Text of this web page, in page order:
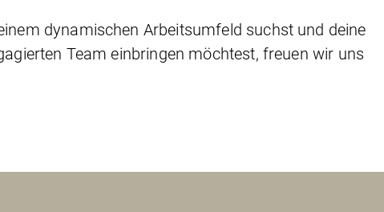
dynamischen Arbeitsumfeld suchst und deine
Team einbringen möchtest, freuen wir uns